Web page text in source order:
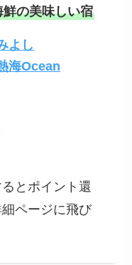
の美味しい宿
よし
海Ocean
とポイント還
ページに飛び